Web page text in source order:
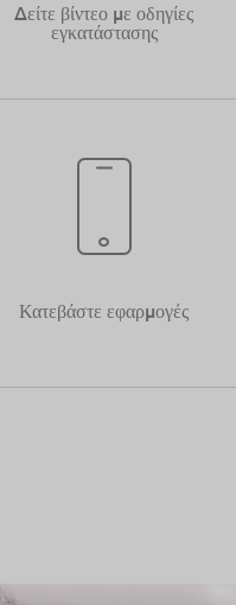
Δείτε βίντεο με οδηγίες
εγκατάστασης
Κατεβάστε εφαρμογές